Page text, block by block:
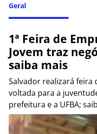
Geral
1ª Feira de
Jovem traz
saiba mais
Salvador realizará
voltada para a
prefeitura e a UFBA;